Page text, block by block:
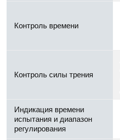
Контроль времени
Контроль силы трения
Индикация времени
испытания и диапазон
регулирования